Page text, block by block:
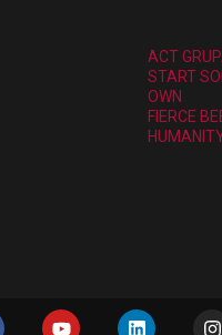
ACT
START
OWN
FIERCE
Y L I